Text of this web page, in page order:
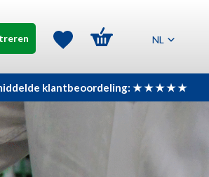
NL
klantbeoordeling: ★ ★ ★ ★ ★